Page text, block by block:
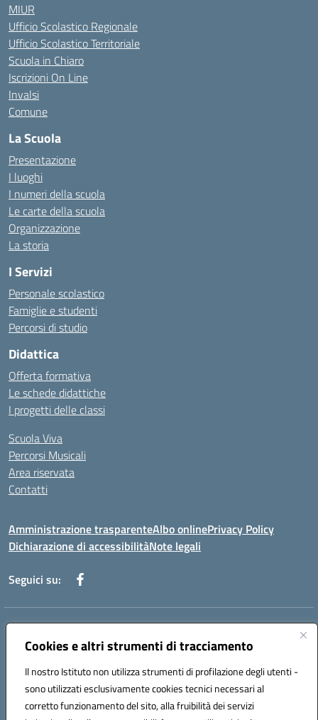
Cookies e altri strumenti di tracciamento
Il nostro Istituto non utilizza strumenti di profilazione degli utenti -
sono utilizzati esclusivamente cookies tecnici necessari al
corretto funzionamento del sito, alla fruibilità dei servizi
MIUR
Ufficio Scolastico Regionale
Ufficio Scolastico Territoriale
Scuola in Chiaro
Iscrizioni On Line
Invalsi
Comune
La Scuola
Presentazione
I luoghi
I numeri della scuola
Le carte della scuola
Organizzazione
La storia
I Servizi
Personale scolastico
Famiglie e studenti
Percorsi di studio
Didattica
Offerta formativa
Le schede didattiche
I progetti delle classi
Scuola Viva
Percorsi Musicali
Area riservata
Contatti
Amministrazione trasparenteAlbo onlinePrivacy Policy
Dichiarazione di accessibilitàNote legali
Seguici su:
Indirizzo:
Centralino:089868360 Email:saic857007@istruzione.it
Codice fiscale: 80025860653
Codice meccanografico:
SAIC857007
Codice Indice delle Pubbliche Amministrazioni (IPA): istsc_saic857007